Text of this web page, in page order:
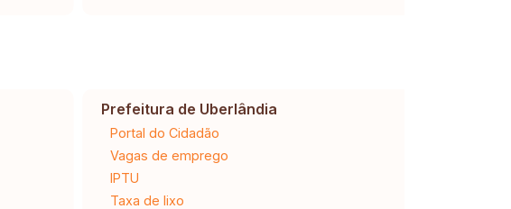
Prefeitura de Uberlândia
Portal do Cidadão
Vagas de emprego
IPTU
Taxa de lixo